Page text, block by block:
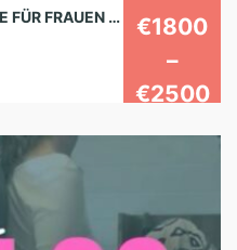
SOULQUEST- VISIONSSUCHE FÜR FRAUEN – DAS GROSSE ÜBERGANGSRITUAL 2026-27
€1800
–
€2500